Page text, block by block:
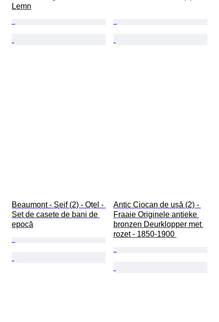
Lemn
Beaumont - Seif (2) - Oțel -
Set de casete de bani de
epocă
Antic Ciocan de ușă (2) -
Fraaie Originele antieke
bronzen Deurklopper met
rozet - 1850-1900